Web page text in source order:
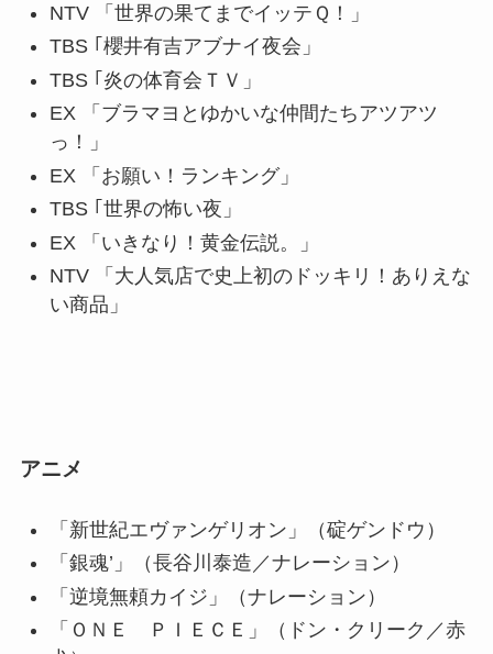
NTV 「世界の果てまでイッテＱ！」
TBS ｢櫻井有吉アブナイ夜会」
TBS ｢炎の体育会ＴＶ」
EX 「ブラマヨとゆかいな仲間たちアツアツ
っ！」
EX 「お願い！ランキング」
TBS ｢世界の怖い夜」
EX 「いきなり！黄金伝説。」
NTV 「大人気店で史上初のドッキリ！ありえな
い商品」
アニメ
「新世紀エヴァンゲリオン」（碇ゲンドウ）
「銀魂’」（長谷川泰造／ナレーション）
「逆境無頼カイジ」（ナレーション）
「ＯＮＥ ＰＩＥＣＥ」（ドン・クリーク／赤